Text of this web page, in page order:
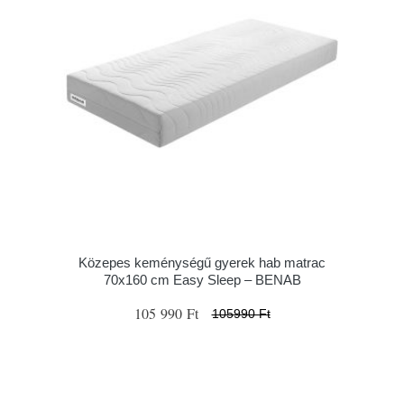
Közepes keménységű gyerek hab matrac
70x160 cm Easy Sleep – BENAB
105 990 Ft 105990 Ft